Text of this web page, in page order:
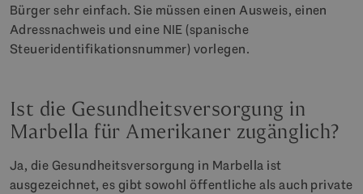
Bürger sehr einfach. Sie müssen einen Ausweis, einen
Adressnachweis und eine NIE (spanische
Steueridentifikationsnummer) vorlegen.
Ist die Gesundheitsversorgung in
Marbella für Amerikaner zugänglich?
Ja, die Gesundheitsversorgung in Marbella ist
ausgezeichnet, es gibt sowohl öffentliche als auch private